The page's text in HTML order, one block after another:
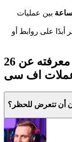
بين عمليات
أبدًا على روابط أو
26 الأسئلة الشائعة: كل ما تحتاج معرفته عن
اف سی
أن تتعرض للحظر؟